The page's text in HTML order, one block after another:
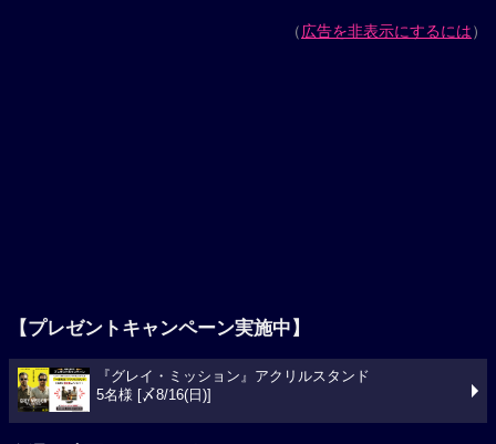
（広告を非表示にするには）
【プレゼントキャンペーン実施中】
『グレイ・ミッション』アクリルスタンド
5名様 [〆8/16(日)]